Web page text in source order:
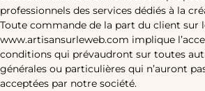
professionnels des services dédiés à la
Toute commande de la part du client sur
www.artisansurleweb.com implique
conditions qui prévaudront sur toutes
générales ou particulières qui n’auront
acceptées par notre société.